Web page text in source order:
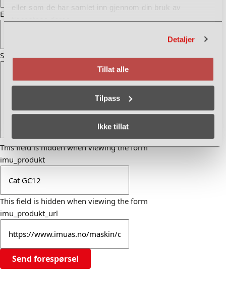
eller som de har samlet inn gjennom din bruk av
tjenestene deres.
Detaljer
Tillat alle
Tilpass
Ikke tillat
E-post
Spørsmål / henvendelse
This field is hidden when viewing the form
imu_produkt
This field is hidden when viewing the form
imu_produkt_url
Send forespørsel